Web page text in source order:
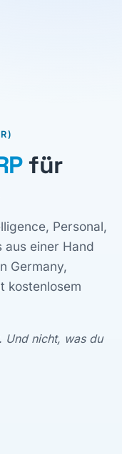
für
Personal,
aus einer Hand
Germany,
kostenlosem
Und nicht, was du